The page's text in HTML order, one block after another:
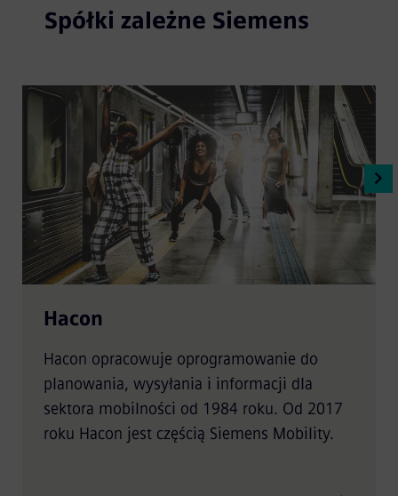
Spółki zależne Siemens
Hacon
Hacon opracowuje oprogramowanie do
planowania, wysyłania i informacji dla
sektora mobilności od 1984 roku. Od 2017
roku Hacon jest częścią Siemens Mobility.